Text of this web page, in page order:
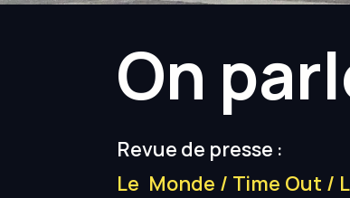
On
Revue de presse :
Le Monde / Time Out /